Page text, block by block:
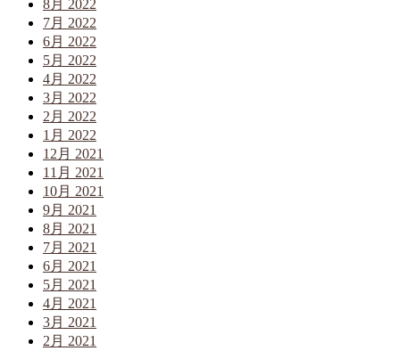
8月 2022
7月 2022
6月 2022
5月 2022
4月 2022
3月 2022
2月 2022
1月 2022
12月 2021
11月 2021
10月 2021
9月 2021
8月 2021
7月 2021
6月 2021
5月 2021
4月 2021
3月 2021
2月 2021